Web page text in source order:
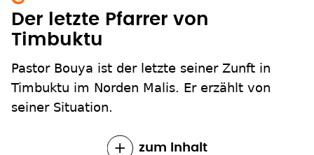
Der letzte Pfarrer von
Timbuktu
Pastor Bouya ist der letzte seiner Zunft in
Timbuktu im Norden Malis. Er erzählt von
seiner Situation.
zum Inhalt